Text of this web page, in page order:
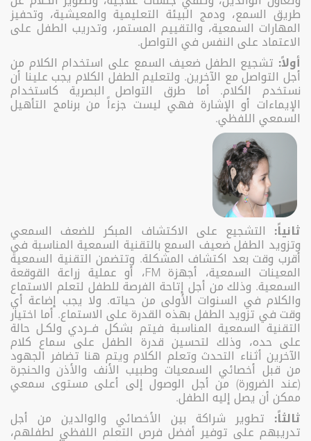
طريق السمع، ودمج البيئة التعليمية والمعيشية، وتحفيز
المهارات السمعية، والتقييم المستمر، وتدريب الطفل على
الاعتماد على النفس في التواصل.
أولاً: تشجيع الطفل ضعيف السمع على استخدام الكلام من
أجل التواصل مع الآخرين. ولتعليم الطفل الكلام يجب علينا أن
نستخدم الكلام. أما طرق التواصل البصرية كاستخدام
الإيماءات أو الإشارة فهي ليست جزءاً من برنامج التأهيل
السمعي اللفظي.
ثانياً: التشجيع على الاكتشاف المبكر للضعف السمعي
وتزويد الطفل ضعيف السمع بالتقنية السمعية المناسبة في
أقرب وقت بعد اكتشاف المشكلة. وتتضمن التقنية السمعية
المعينات السمعية، أجهزة FM، أو عملية زراعة القوقعة
السمعية. وذلك من أجل إتاحة الفرصة للطفل لتعلم الاستماع
والكلام في السنوات الأولى من حياته. ولا يجب إضاعة أي
وقت في تزويد الطفل بهذه القدرة على الاستماع. أما اختيار
التقنية السمعية المناسبة فيتم بشكل فــردي ولكـل حالة
على حده، وذلك لتحسين قدرة الطفل على سماع كلام
الآخرين أثناء التحدث وتعلم الكلام ويتم هنا تضافر الجهود
من قبل أخصائي السمعيات وطبيب الأنف والأذن والحنجرة
(عند الضرورة) من أجل الوصول إلى أعلى مستوى سمعي
ممكن أن يصل إليه الطفل.
ثالثاً: تطوير شراكة بين الأخصائي والوالدين من أجل
تدريبهم على توفير أفضل فرص التعلم اللفظي لطفلهم،